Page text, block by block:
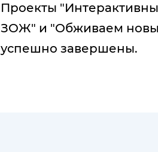
Проекты
ЗОЖ" и "Обживаем
успешно завершены.